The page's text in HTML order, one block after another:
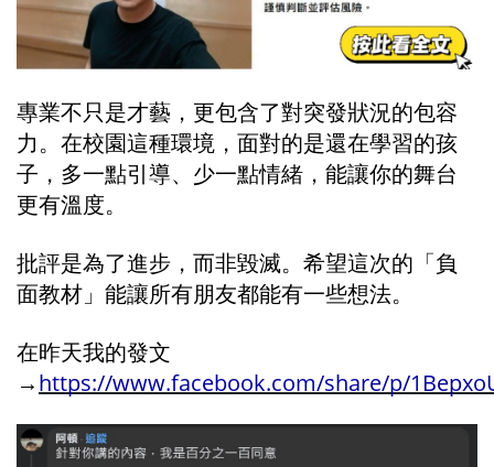
專業不只是才藝，更包含了對突發狀況的包容
力。在校園這種環境，面對的是還在學習的孩
子，多一點引導、少一點情緒，能讓你的舞台
更有溫度。
批評是為了進步，而非毀滅。希望這次的「負
面教材」能讓所有朋友都能有一些想法。
在昨天我的發文
→https://www.facebook.com/share/p/